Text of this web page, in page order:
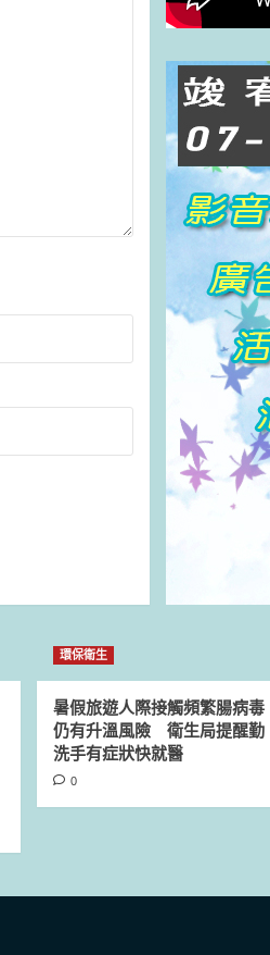
環保衛生
暑假旅遊人際接觸頻繁腸病毒
仍有升溫風險 衛生局提醒勤
洗手有症狀快就醫
0